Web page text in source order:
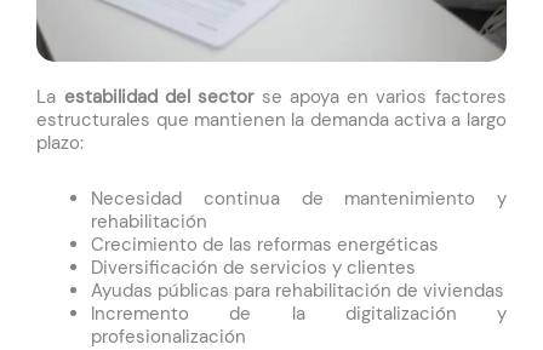
La estabilidad del sectorse apoya en varios factores
estructurales que mantienen la demanda activa a largo
plazo:
Necesidad continua de mantenimiento y
rehabilitación
Crecimiento de las reformas energéticas
Diversificación de servicios y clientes
Ayudas públicas para rehabilitación de viviendas
Incremento de la digitalización y
profesionalización